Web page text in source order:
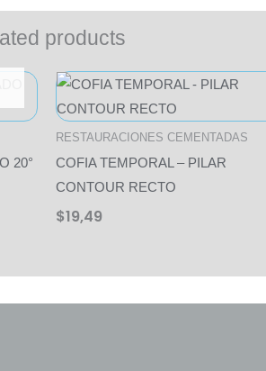
products
20°
RESTAURACIONES CEMENTADAS
COFIA TEMPORAL – PILAR
CONTOUR RECTO
$19,49